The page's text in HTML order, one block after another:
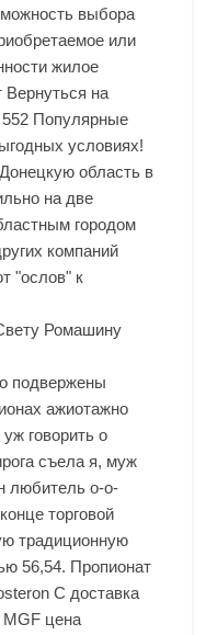
выбора
или
жилое
на
552 Популярные
условиях!
область в
на две
городом
компаний
"ослов" к
Ромашину
подвержены
ажиотажно
говорить о
съела я, муж
любитель о-о-
торговой
традиционную
56,54. Пропионат
C доставка
цена